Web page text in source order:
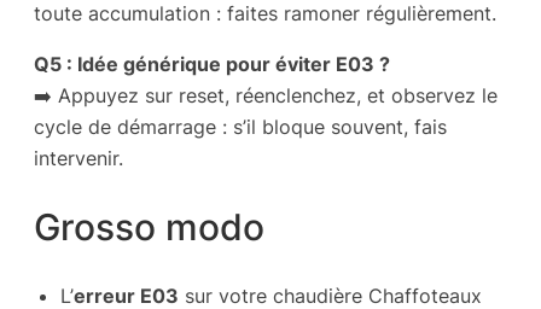
toute accumulation : faites ramoner régulièrement.
Q5 : Idée générique pour éviter E03 ?
➡️ Appuyez sur reset, réenclenchez, et observez le
cycle de démarrage : s’il bloque souvent, fais
intervenir.
Grosso modo
L’erreur E03 sur votre chaudière Chaffoteaux